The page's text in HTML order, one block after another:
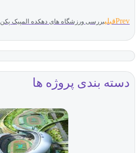
Prevقبلیبررسی ورزشگاه های دهکده المپیک پکن
دسته بندی پروژه ها